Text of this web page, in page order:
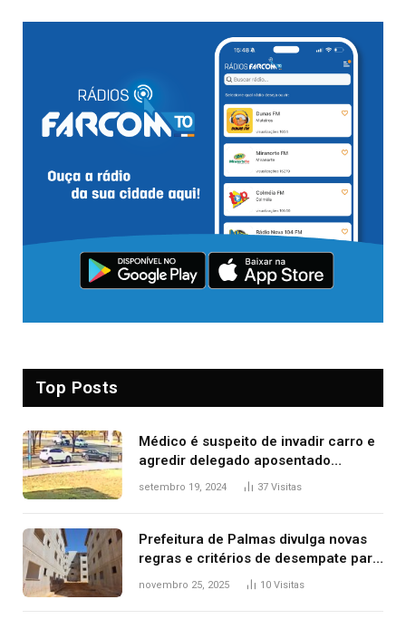
Top Posts
Médico é suspeito de invadir carro e
agredir delegado aposentado
durante confusão no trânsito
setembro 19, 2024 37 Visitas
Prefeitura de Palmas divulga novas
regras e critérios de desempate para
seleção de famílias no Minha Casa,
novembro 25, 2025 10 Visitas